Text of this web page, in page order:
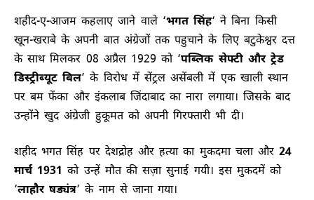
शहीद-ए-आजम कहलाए जाने वाले ‘भगत सिंह‘ ने बिना किसी
खून-खराबे के अपनी बात अंग्रेजों तक पहुचाने के लिए बटुकेश्वर दत्त
के साथ मिलकर 08 अप्रैल 1929 को ‘पब्लिक सेफ्टी और ट्रेड
डिस्ट्रीब्यूट बिल’ के विरोध में सेंट्रल असेंबली में एक खाली स्थान
पर बम फेंका और इंकलाब जिंदाबाद का नारा लगाया। जिसके बाद
उन्होंने खुद अंग्रेजी हुकूमत को अपनी गिरफ्तारी भी दी।
शहीद भगत सिंह पर देशद्रोह और हत्या का मुकदमा चला और24
मार्च 1931 को उन्हें मौत की सज़ा सुनाई गयी। इस मुकदमें को
‘लाहौर षड्यंत्र‘ के नाम से जाना गया।